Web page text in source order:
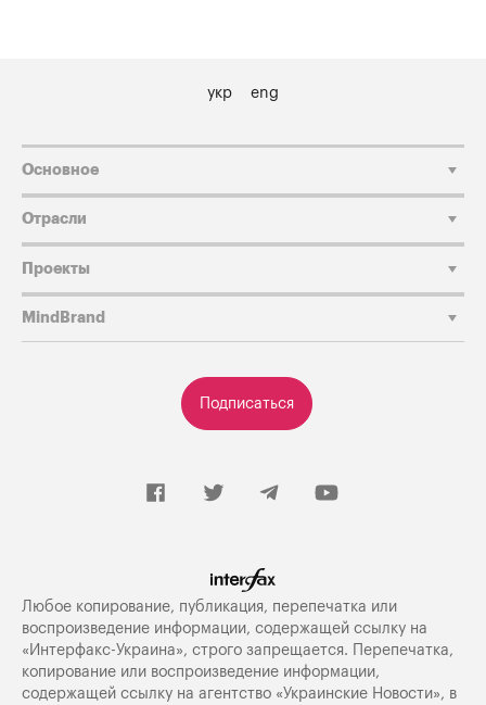
укр eng
Подписаться
Основное
Отрасли
Проекты
MindBrand
Любое копирование, публикация, перепечатка или
воспроизведение информации, содержащей ссылку на
«Интерфакс-Украина», строго запрещается. Перепечатка,
копирование или воспроизведение информации,
содержащей ссылку на агентство «Украинские Новости», в